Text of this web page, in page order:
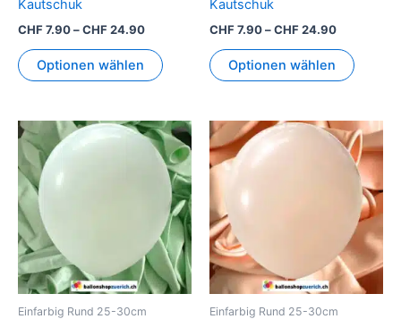
Kautschuk
CHF7.90–CHF24.90
Optionen wählen
Kautschuk
CHF7.90–CHF24.90
Optionen wählen
Einfarbig Rund 25-30cm
Preisspanne:
CHF 7.90
bis
CHF 24.90
Dieses
Produkt
weist
mehrere
Varianten
auf.
Die
Optionen
Einfarbig Rund 25-30cm
CHF 7.90
bis
CHF 24.90
Dieses
Produkt
weist
auf.
Die